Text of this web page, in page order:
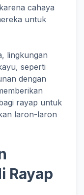
cahaya
untuk
lingkungan
seperti
dengan
rayap untuk
laron-laron
Rayap